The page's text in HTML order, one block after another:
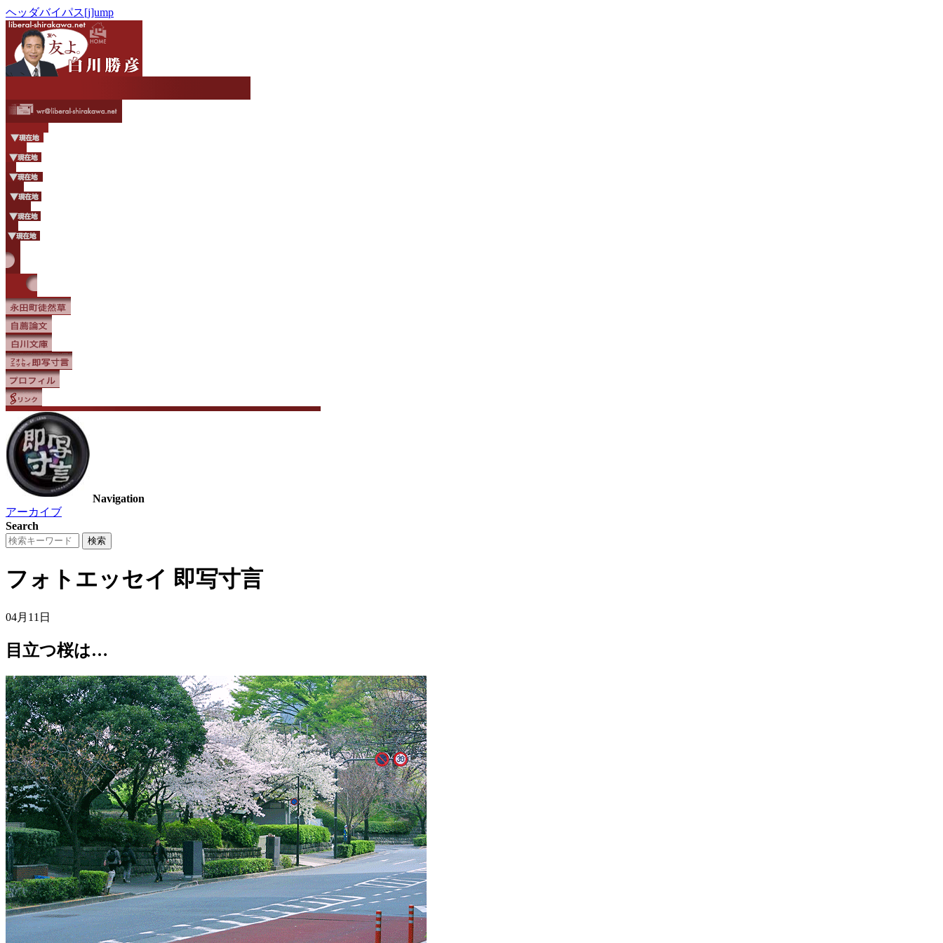
ヘッダバイパス[j]ump
Navigation
アーカイブ
Search
フォトエッセイ 即写寸言
04月11日
目立つ桜は…